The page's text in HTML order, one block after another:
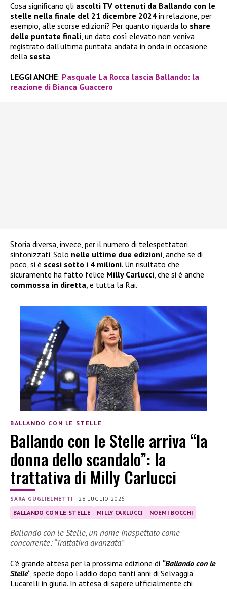
Cosa significano gli ascolti TV ottenuti da Ballando con le
stelle nella finale del 21 dicembre 2024in relazione, per
esempio, alle scorse edizioni? Per quanto riguarda lo share
delle puntate finali, un dato così elevato non veniva
registrato dall’ultima puntata andata in onda in occasione
della sesta.
LEGGI ANCHE: Pasquale La Rocca lascia Ballando: la
reazione di Bianca Guaccero
Storia diversa, invece, per il numero di telespettatori
sintonizzati. Solo nelle ultime due edizioni, anche se di
poco, si è scesi sotto i 4 milioni. Un risultato che
sicuramente ha fatto felice Milly Carlucci, che si è anche
commossa in diretta, e tutta la Rai.
BALLANDO CON LE STELLE
Ballando con le Stelle arriva “la
donna dello scandalo”: la
trattativa di Milly Carlucci
SARA GUGLIELMETTI | 28 LUGLIO 2026
BALLANDO CON LE STELLE MILLY CARLUCCI NOEMI BOCCHI
Ballando con le Stelle, un nome inaspettato come
concorrente: “Trattativa avanzata”
C’è grande attesa per la prossima edizione di “Ballando con le
Stelle“, specie dopo l’addio dopo tanti anni di Selvaggia
Lucarelli in giuria. In attesa di sapere ufficialmente chi